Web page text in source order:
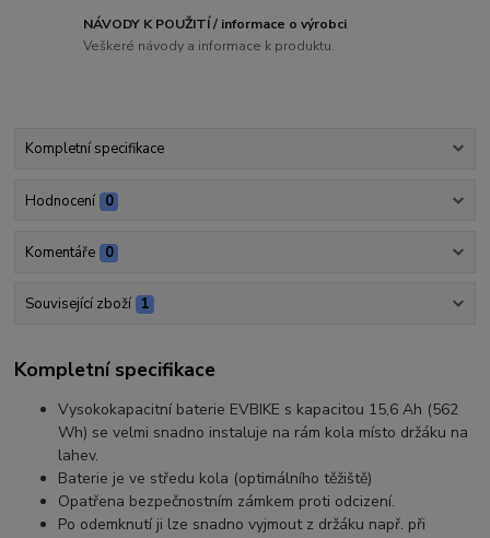
NÁVODY K POUŽITÍ / informace o výrobci
Veškeré návody a informace k produktu.
Kompletní specifikace
Hodnocení 0
Komentáře 0
Související zboží 1
Kompletní specifikace
Vysokokapacitní baterie EVBIKE s kapacitou 15,6 Ah (562
Wh) se velmi snadno instaluje na rám kola místo držáku na
lahev.
Baterie je ve středu kola (optimálního těžiště)
Opatřena bezpečnostním zámkem proti odcizení.
Po odemknutí ji lze snadno vyjmout z držáku např. při